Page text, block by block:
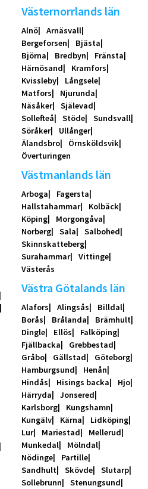
Västernorrlands län
Alnö
Arnäsvall
Bergeforsen
Bjästa
Björna
Bredbyn
Fränsta
Härnösand
Kramfors
Kvissleby
Långsele
Matfors
Njurunda
Näsåker
Själevad
Sollefteå
Stöde
Sundsvall
Söråker
Ullånger
Älandsbro
Örnsköldsvik
Överturingen
Västmanlands län
Arboga
Fagersta
Hallstahammar
Kolbäck
Köping
Morgongåva
Norberg
Sala
Salbohed
Skinnskatteberg
Surahammar
Vittinge
Västerås
Västra Götalands län
Alafors Alingsås
Billdal
Borås
Brålanda
Brämhult
Dingle
Ellös
Falköping
Fjällbacka
Grebbestad
Gråbo
Gällstad
Göteborg
Hamburgsund
Henån
Hindås
Hisings backa
Hjo
Härryda
Jonsered
Karlsborg
Kungshamn
Kungälv
Kärna
Lidköping
Lur
Mariestad
Mellerud
Munkedal
Mölndal
Nödinge
Partille
Sandhult
Skövde
Slutarp
Sollebrunn
Stenungsund